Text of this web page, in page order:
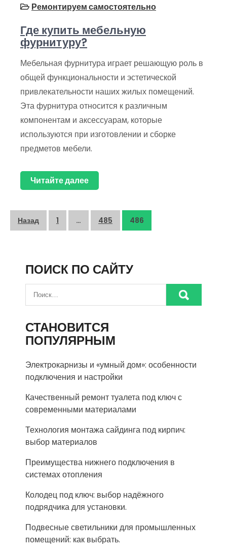
Ремонтируем самостоятельно
Где купить мебельную
фурнитуру?
Мебельная фурнитура играет решающую роль в
общей функциональности и эстетической
привлекательности наших жилых помещений.
Эта фурнитура относится к различным
компонентам и аксессуарам, которые
используются при изготовлении и сборке
предметов мебели.
Читайте далее
Пагинация
Назад 1 … 485 486
ПОИСК ПО САЙТУ
СТАНОВИТСЯ
ПОПУЛЯРНЫМ
Электрокарнизы и «умный дом»: особенности
подключения и настройки
Качественный ремонт туалета под ключ с
современными материалами
Технология монтажа сайдинга под кирпич:
выбор материалов
Преимущества нижнего подключения в
системах отопления
Колодец под ключ: выбор надёжного
подрядчика для установки.
Подвесные светильники для промышленных
помещений: как выбрать.